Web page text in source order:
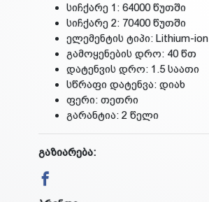
სიჩქარე 1: 64000 წუთში
სიჩქარე 2: 70400 წუთში
ელემენტის ტიპი: Lithium-ion
გამოყენების დრო: 40 წთ
დატენვის დრო: 1.5 საათი
სწრაფი დატენვა: დიახ
ფერი: თეთრი
გარანტია: 2 წელი
გაზიარება: